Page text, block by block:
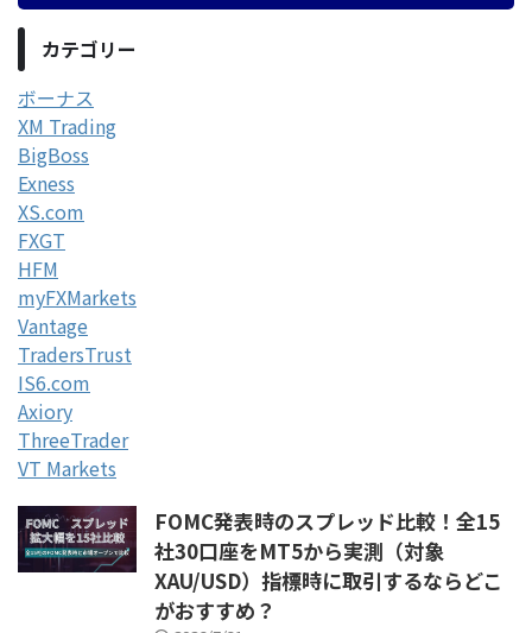
カテゴリー
ボーナス
XM Trading
BigBoss
Exness
XS.com
FXGT
HFM
myFXMarkets
Vantage
TradersTrust
IS6.com
Axiory
ThreeTrader
VT Markets
FOMC発表時のスプレッド比較！全15
社30口座をMT5から実測（対象
XAU/USD）指標時に取引するならどこ
がおすすめ？